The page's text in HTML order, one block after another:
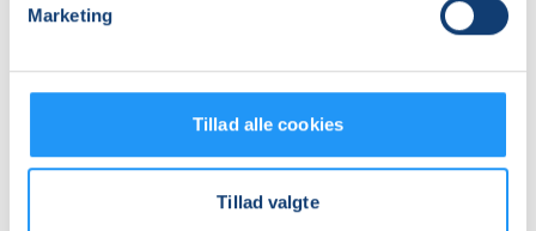
Marketing
Tillad alle cookies
Tillad valgte
Relaterede hold